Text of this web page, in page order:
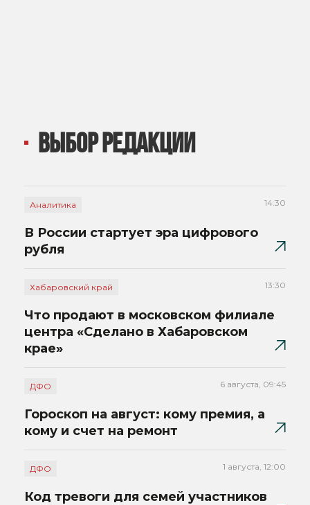
ВЫБОР РЕДАКЦИИ
Аналитика 14:30
В России стартует эра цифрового
рубля
Хабаровский край 13:30
Что продают в московском филиале
центра «Сделано в Хабаровском
крае»
ДФО 6 августа, 09:45
Гороскоп на август: кому премия, а
кому и счет на ремонт
ДФО 1 августа, 12:00
Код тревоги для семей участников